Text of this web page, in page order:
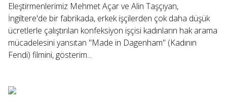
Eleştirmenlerimiz Mehmet Açar ve Alin Taşçıyan,
İngiltere'de bir fabrikada, erkek işçilerden çok daha düşük
ücretlerle çalıştırılan konfeksiyon işçisi kadınların hak arama
mücadelesini yansıtan "Made in Dagenham" (Kadının
Fendi) filmini, gösterim...